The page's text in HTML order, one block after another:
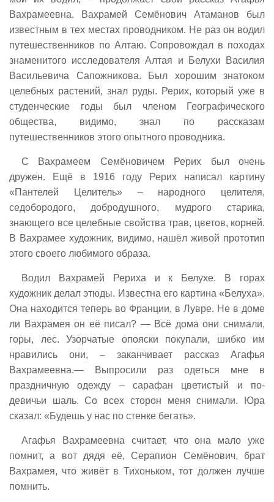
Вахрамеевна. Вахрамей Семёнович Атаманов был
известным в тех местах проводником. Не раз он водил
путешественников по Алтаю. Сопровождал в походах
знаменитого исследователя Алтая и Белухи Василия
Васильевича Сапожникова. Был хорошим знатоком
целебных растений, знал руды. Рерих, который уже в
студенческие годы был членом Географического
общества, видимо, знал по рассказам
путешественников этого опытного проводника.
С Вахрамеем Семёновичем Рерих был очень
дружен. Ещё в 1916 году Рерих написал картину
«Пантелей Целитель» – народного целителя,
седобородого, добродушного, мудрого старика,
знающего все целебные свойства трав, цветов, корней.
В Вахрамее художник, видимо, нашёл живой прототип
этого своего любимого образа.
Водил Вахрамей Рериха и к Белухе. В горах
художник делал этюды. Известна его картина «Белуха».
Она находится теперь во Франции, в Лувре. Не в доме
ли Вахрамея он её писал? — Всё дома они снимали,
горы, лес. Узорчатые опояски покупали, шибко им
нравились они, – заканчивает рассказ Агафья
Вахрамеевна.— Выпросили раз одеться мне в
праздничную одежду – сарафан цветистый и по-
девичьи шаль. Со всех сторон меня снимали. Юра
сказал: «Будешь у нас по стенке бегать».
Агафья Вахрамеевна считает, что она мало уже
помнит, а вот дядя её, Серапион Семёнович, брат
Вахрамея, что живёт в Тихоньком, тот должен лучше
помнить.